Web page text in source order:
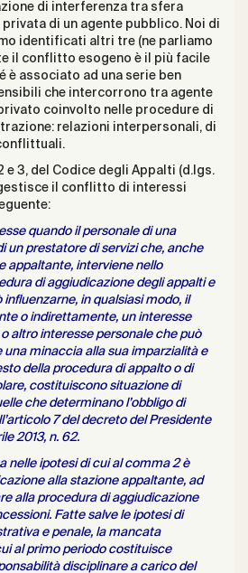
di interferenza tra sfera
di un agente pubblico. Noi di
identificati altri tre (ne parliamo
il conflitto esogeno è il più facile
è associato ad una serie ben
che intercorrono tra agente
coinvolto nelle procedure di
relazioni interpersonali, di
e 3, del Codice degli Appalti (d.lgs.
il conflitto di interessi
quando il personale di una
un prestatore di servizi che, anche
appaltante, interviene nello
di aggiudicazione degli appalti e
in qualsiasi modo, il
o indirettamente, un interesse
altro interesse personale che può
minaccia alla sua imparzialità e
della procedura di appalto o di
costituiscono situazione di
che determinano l’obbligo di
7 del decreto del Presidente
2013, n. 62.
nelle ipotesi di cui al comma 2 è
alla stazione appaltante, ad
alla procedura di aggiudicazione
Fatte salve le ipotesi di
e penale, la mancata
al primo periodo costituisce
disciplinare a carico del